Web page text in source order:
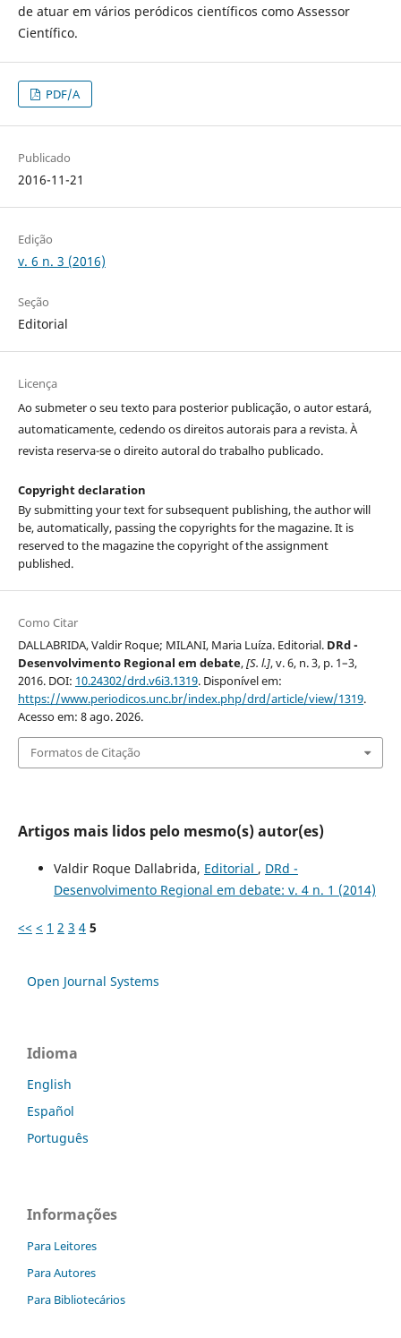
de atuar em vários peródicos científicos como Assessor
Científico.
PDF/A
Publicado
2016-11-21
Edição
v. 6 n. 3 (2016)
Seção
Editorial
Licença
Ao submeter o seu texto para posterior publicação, o autor estará,
automaticamente, cedendo os direitos autorais para a revista. À
revista reserva-se o direito autoral do trabalho publicado.
Copyright declaration
By submitting your text for subsequent publishing, the author will
be, automatically, passing the copyrights for the magazine. It is
reserved to the magazine the copyright of the assignment
published.
Como Citar
DALLABRIDA, Valdir Roque; MILANI, Maria Luíza. Editorial. DRd -
Desenvolvimento Regional em debate,[S. l.], v. 6, n. 3, p. 1–3,
2016. DOI: 10.24302/drd.v6i3.1319. Disponível em:
https://www.periodicos.unc.br/index.php/drd/article/view/1319.
Acesso em: 8 ago. 2026.
Formatos de Citação
Artigos mais lidos pelo mesmo(s) autor(es)
Valdir Roque Dallabrida, Editorial , DRd -
Desenvolvimento Regional em debate: v. 4 n. 1 (2014)
<< < 1 2 3 4 5
Open Journal Systems
Idioma
English
Español
Português
Informações
Para Leitores
Para Autores
Para Bibliotecários